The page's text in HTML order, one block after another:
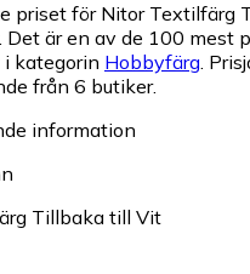
priset för Nitor Textilfärg
Det är en av de 100 mest
kategorin Hobbyfärg.
från 6 butiker.
information
Tillbaka till Vit